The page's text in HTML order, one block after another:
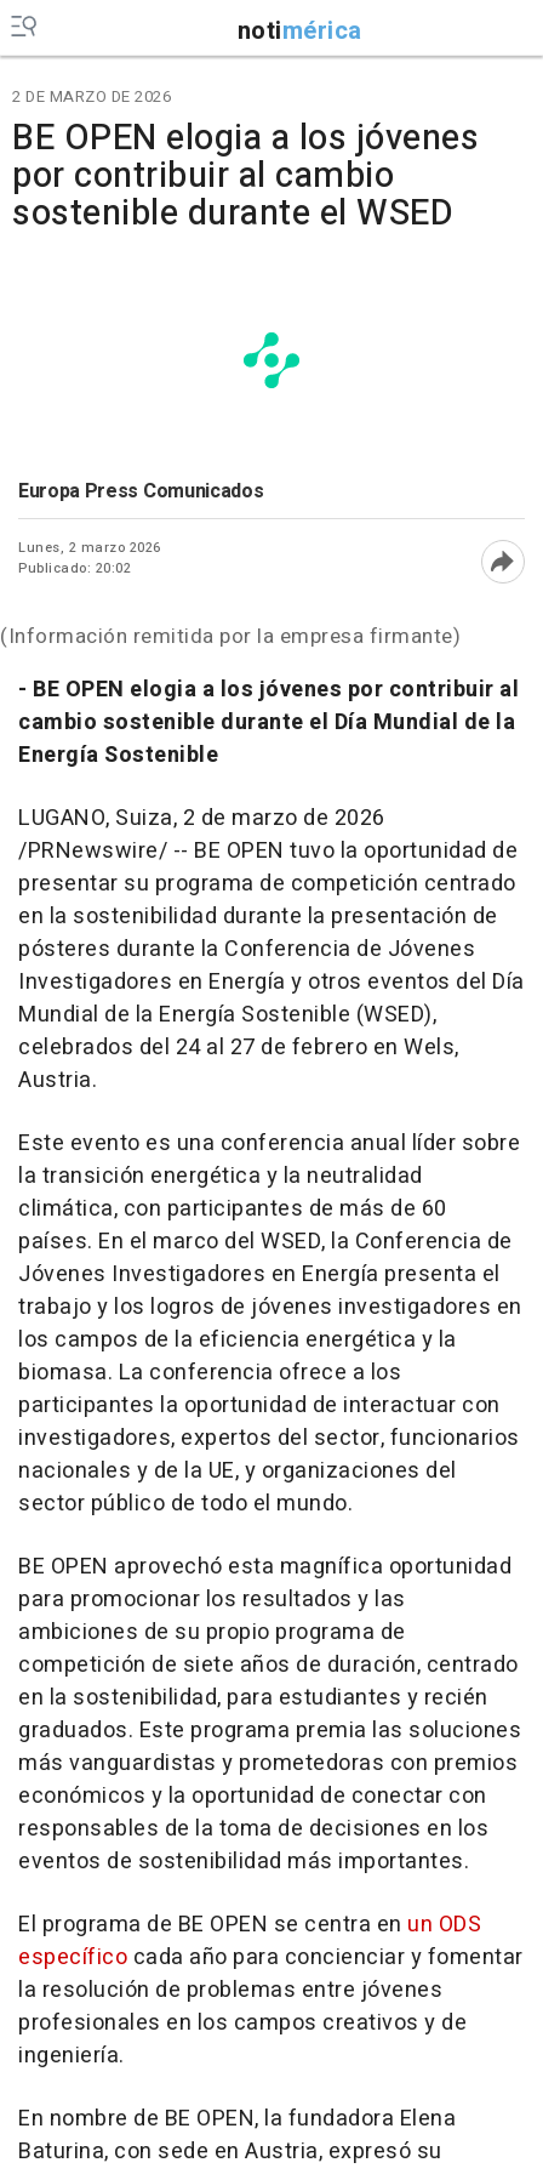
notimérica
2 DE MARZO DE 2026
BE OPEN elogia a los jóvenes
por contribuir al cambio
sostenible durante el WSED
Europa Press Comunicados
Lunes, 2 marzo 2026
Publicado: 20:02
(Información remitida por la empresa firmante)
- BE OPEN elogia a los jóvenes por contribuir al
cambio sostenible durante el Día Mundial de la
Energía Sostenible
LUGANO, Suiza, 2 de marzo de 2026
/PRNewswire/ -- BE OPEN tuvo la oportunidad de
presentar su programa de competición centrado
en la sostenibilidad durante la presentación de
pósteres durante la Conferencia de Jóvenes
Investigadores en Energía y otros eventos del Día
Mundial de la Energía Sostenible (WSED),
celebrados del 24 al 27 de febrero en Wels,
Austria.
Este evento es una conferencia anual líder sobre
la transición energética y la neutralidad
climática, con participantes de más de 60
países. En el marco del WSED, la Conferencia de
Jóvenes Investigadores en Energía presenta el
trabajo y los logros de jóvenes investigadores en
los campos de la eficiencia energética y la
biomasa. La conferencia ofrece a los
participantes la oportunidad de interactuar con
investigadores, expertos del sector, funcionarios
nacionales y de la UE, y organizaciones del
sector público de todo el mundo.
BE OPEN aprovechó esta magnífica oportunidad
para promocionar los resultados y las
ambiciones de su propio programa de
competición de siete años de duración, centrado
en la sostenibilidad, para estudiantes y recién
graduados. Este programa premia las soluciones
más vanguardistas y prometedoras con premios
económicos y la oportunidad de conectar con
responsables de la toma de decisiones en los
eventos de sostenibilidad más importantes.
El programa de BE OPEN se centra en un ODS
específico cada año para concienciar y fomentar
la resolución de problemas entre jóvenes
profesionales en los campos creativos y de
ingeniería.
En nombre de BE OPEN, la fundadora Elena
Baturina, con sede en Austria, expresó su